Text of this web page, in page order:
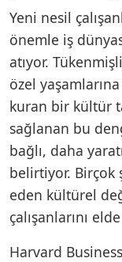
Yeni nesil
önemle iş
atıyor.
özel
kuran bir kültür
sağlanan bu
bağlı, daha
belirtiyor. Birçok
eden kültürel
çalışanlarını
Harvard